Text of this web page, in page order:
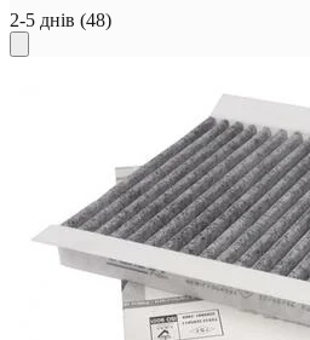
2-5 днів (48)